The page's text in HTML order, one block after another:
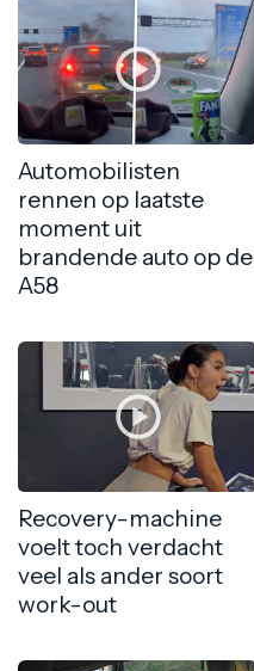
Automobilisten
rennen op laatste
moment uit
brandende auto op de
A58
Recovery-machine
voelt toch verdacht
veel als ander soort
work-out